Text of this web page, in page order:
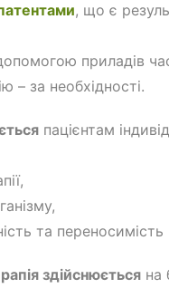
, що є
приладів
– за необхідності.
пацієнтам
та переносимість
здійснюється на